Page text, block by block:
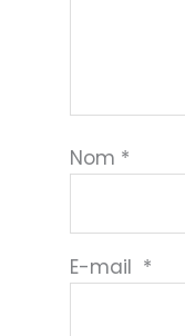
Nom *
E-mail *